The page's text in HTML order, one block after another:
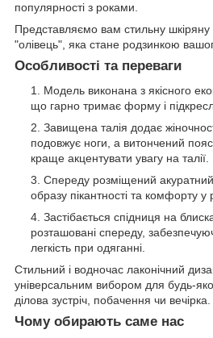
популярності з роками.
Представляємо вам стильну
"олівець", яка стане родзинкою
Особливості та переваги
Модель виконана з якісного
що гарно тримає форму і
Завищена талія додає
подовжує ноги, а витончений
краще акцентувати увагу на талії.
Спереду розміщений
образу пікантності та комфорту у
Застібається спідниця на
розташовані спереду,
легкість при одяганні.
Стильний і водночас лаконічний
універсальним вибором для будь-
ділова зустріч, побачення чи вечірка.
Чому обирають саме нас